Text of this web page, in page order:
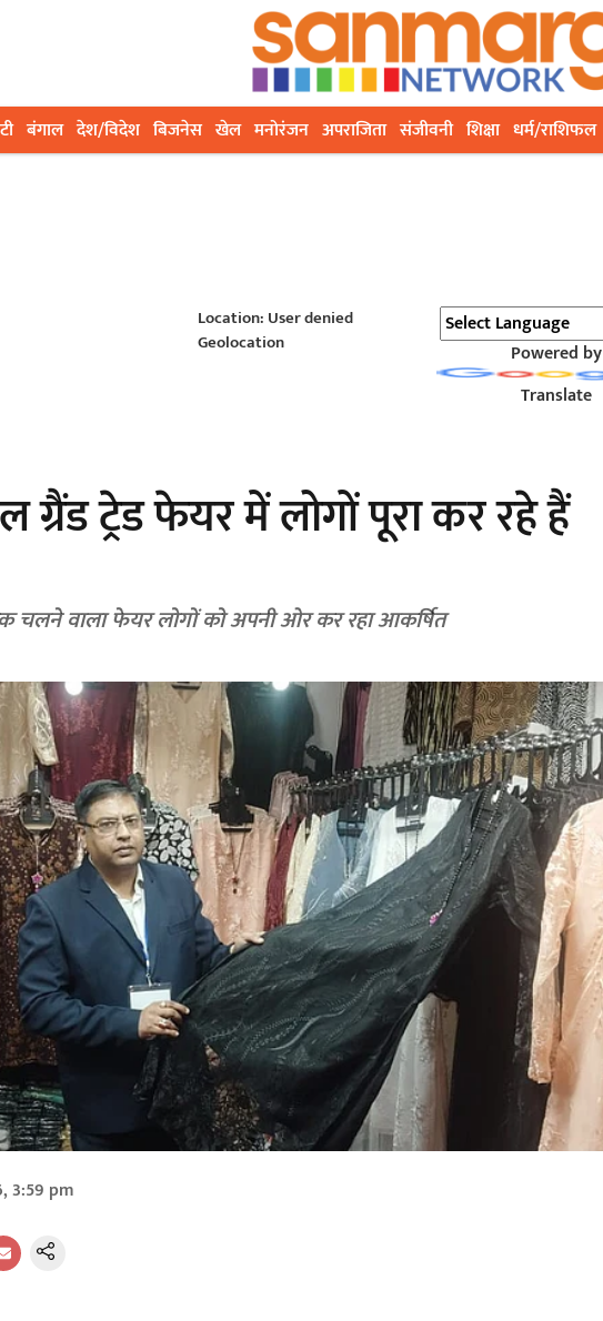
बंगाल देश/विदेश बिजनेस खेल मनोरंजन अपराजिता संजीवनी शिक्षा धर्म/राशिफल
Location: User denied
Geolocation
Powered by
Translate
ग्रैंड ट्रेड फेयर में लोगों पूरा कर रहे हैं
6 फरवरी से 16 फरवरी तक चलने वाला फेयर लोगों को अपनी ओर कर रहा आकर्षित
3:59 pm